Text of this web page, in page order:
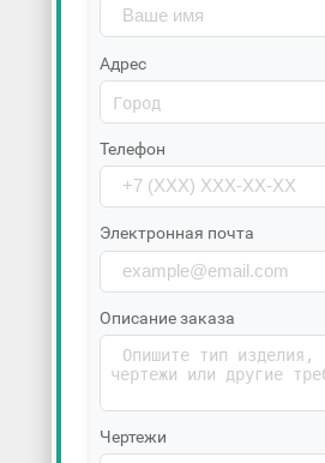
Адрес
Телефон
Электронная почта
Описание заказа
Чертежи